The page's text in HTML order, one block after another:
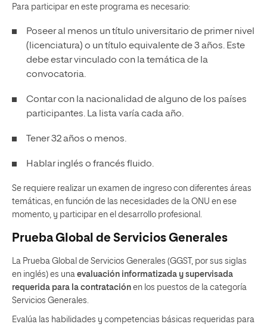
Para participar en este programa es necesario:
Poseer al menos un título universitario de primer nivel
(licenciatura) o un título equivalente de 3 años. Este
debe estar vinculado con la temática de la
convocatoria.
Contar con la nacionalidad de alguno de los países
participantes. La lista varía cada año.
Tener 32 años o menos.
Hablar inglés o francés fluido.
Se requiere realizar un examen de ingreso con diferentes áreas
temáticas, en función de las necesidades de la ONU en ese
momento, y participar en el desarrollo profesional.
Prueba Global de Servicios Generales
La Prueba Global de Servicios Generales (GGST, por sus siglas
en inglés) es una evaluación informatizada y supervisada
requerida para la contratación en los puestos de la categoría
Servicios Generales.
Evalúa las habilidades y competencias básicas requeridas para